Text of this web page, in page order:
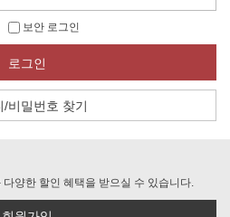
보안 로그인
로그인
/비밀번호 찾기
양한 할인 혜택을 받으실 수 있습니다.